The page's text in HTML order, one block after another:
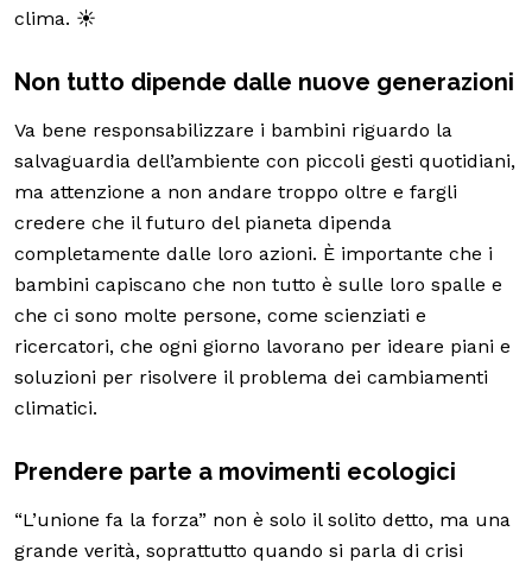
clima. ☀️
Non tutto dipende dalle nuove generazioni
Va bene responsabilizzare i bambini riguardo la
salvaguardia dell’ambiente con piccoli gesti quotidiani,
ma attenzione a non andare troppo oltre e fargli
credere che il futuro del pianeta dipenda
completamente dalle loro azioni. È importante che i
bambini capiscano che non tutto è sulle loro spalle e
che ci sono molte persone, come scienziati e
ricercatori, che ogni giorno lavorano per ideare piani e
soluzioni per risolvere il problema dei cambiamenti
climatici.
Prendere parte a movimenti ecologici
“L’unione fa la forza” non è solo il solito detto, ma una
grande verità, soprattutto quando si parla di crisi